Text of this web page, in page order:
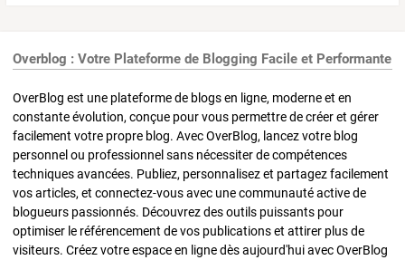
Overblog : Votre Plateforme de Blogging Facile et Performante
OverBlog est une plateforme de blogs en ligne, moderne et en
constante évolution, conçue pour vous permettre de créer et gérer
facilement votre propre blog. Avec OverBlog, lancez votre blog
personnel ou professionnel sans nécessiter de compétences
techniques avancées. Publiez, personnalisez et partagez facilement
vos articles, et connectez-vous avec une communauté active de
blogueurs passionnés. Découvrez des outils puissants pour
optimiser le référencement de vos publications et attirer plus de
visiteurs. Créez votre espace en ligne dès aujourd'hui avec OverBlog